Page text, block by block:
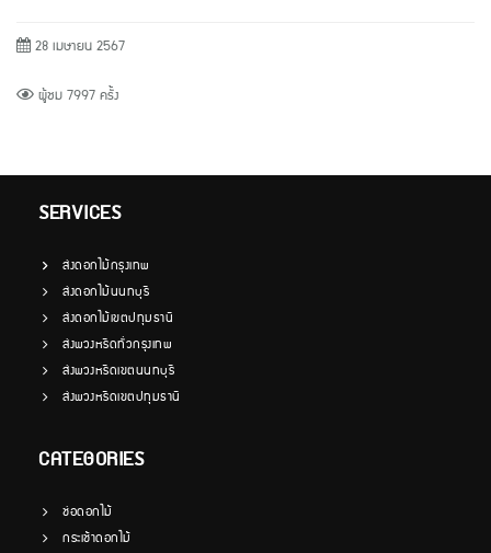
28 เมษายน 2567
ผู้ชม 7997 ครั้ง
SERVICES
ส่งดอกไม้กรุงเทพ
ส่งดอกไม้นนทบุรี
ส่งดอกไม้เขตปทุมธานี
ส่งพวงหรีดทั่วกรุงเทพ
ส่งพวงหรีดเขตนนทบุรี
ส่งพวงหรีดเขตปทุมธานี
CATEGORIES
ช่อดอกไม้
กระเช้าดอกไม้